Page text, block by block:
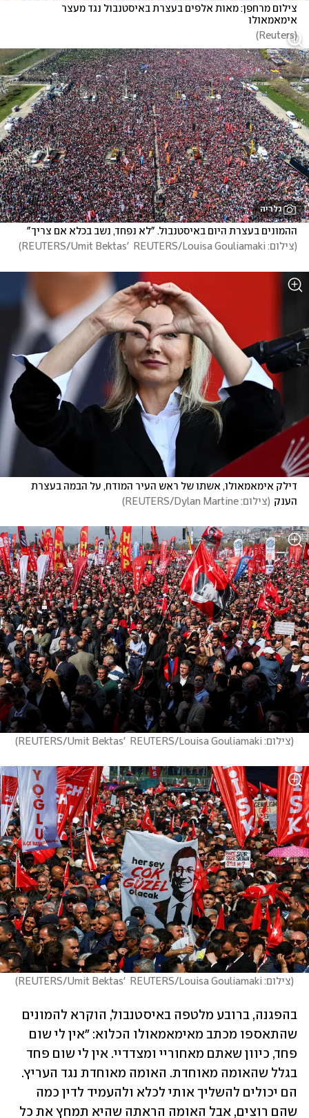
אימאמאולו
(
Reuters
)
גלריה
ההמונים בעצרת היום באיסטנבול. "לא נפחד, נשב בכלא אם צריך"
(צילום: REUTERS/Umit Bektas'  REUTERS/Louisa Gouliamaki )
הענק (צילום: REUTERS/Dylan Martine )
(צילום: REUTERS/Umit Bektas'  REUTERS/Louisa Gouliamaki )
(צילום: REUTERS/Umit Bektas'  REUTERS/Louisa Gouliamaki )